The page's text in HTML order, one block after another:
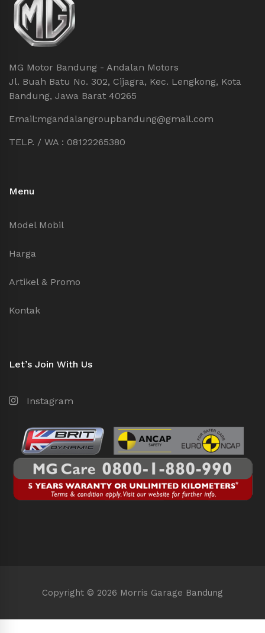
MG Motor Bandung - Andalan Motors
Jl. Buah Batu No. 302, Cijagra, Kec. Lengkong, Kota
Bandung, Jawa Barat 40265
Email:mgandalangroupbandung@gmail.com
TELP. / WA : 08122265380
Menu
Model Mobil
Harga
Artikel & Promo
Kontak
Let’s Join With Us
Instagram
Copyright © 2026 Morris Garage Bandung